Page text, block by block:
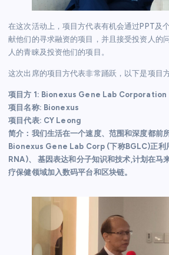
在这次活动上，项目方代表有机会通过PPT及
献他们的寻求融资的项目，并且接受投资人的
人的青睐及投资他们的项目。
这次出席的项目方代表非常踊跃，以下是项目
项目方 1: Bionexus Gene Lab Corporation
项目名称: Bionexus
项目代表: CY Leong
简介：我们生活在一个速度、范围和深度都前
Bionexus Gene Lab Corp (下称BGLC)正利
RNA)、 基因表达和分子知识和技术,计划在马
疗保健领域加入数码平台和区块链。